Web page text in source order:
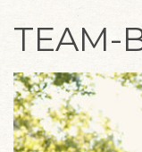
TEAM-